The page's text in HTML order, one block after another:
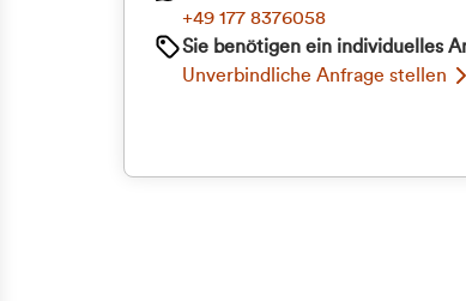
+49 177 8376058
Sie benötigen ein individuelles
Unverbindliche Anfrage stellen